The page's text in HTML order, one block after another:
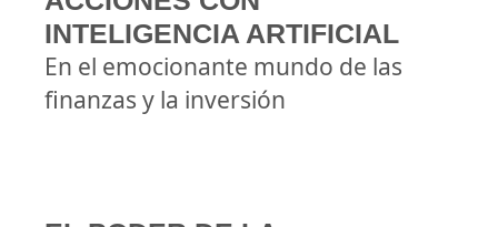
INTELIGENCIA ARTIFICIAL
En el emocionante mundo de las
finanzas y la inversión